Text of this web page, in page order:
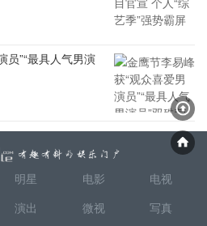
员”“最具人气男演
明星 电影
电视
演出 微视 写真